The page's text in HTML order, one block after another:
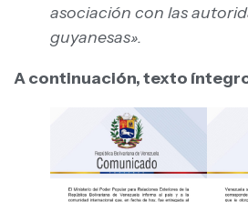
asociación con las
guyanesas».
A continuación, texto